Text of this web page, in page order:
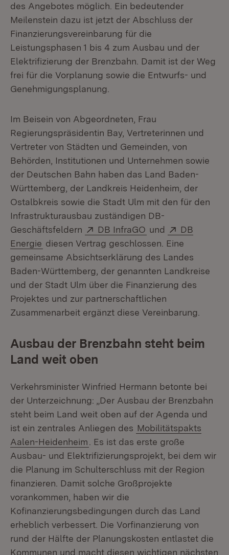
des Angebotes möglich. Ein bedeutender
Meilenstein dazu ist jetzt der Abschluss der
Finanzierungsvereinbarung für die
Leistungsphasen 1 bis 4 zum Ausbau und der
Elektrifizierung der Brenzbahn. Damit ist der Weg
frei für die Vorplanung sowie die Entwurfs- und
Genehmigungsplanung.
Im Beisein von Abgeordneten, Frau
Regierungspräsidentin Bay, Vertreterinnen und
Vertreter von Städten und Gemeinden, von
Behörden, Institutionen und Unternehmen sowie
der Deutschen Bahn haben das Land Baden-
Württemberg, der Landkreis Heidenheim, der
Ostalbkreis sowie die Stadt Ulm mit den für den
Infrastrukturausbau zuständigen DB-
Geschäftsfeldern
Extern:
DB InfraGO (Öffnet in neuem
und Extern:
DB
Energie (Öffnet in neuem Fenster)
diesen Vertrag geschlossen. Eine
gemeinsame Absichtserklärung des Landes
Baden-Württemberg, der genannten Landkreise
und der Stadt Ulm über die Finanzierung des
Projektes und zur partnerschaftlichen
Zusammenarbeit ergänzt diese Vereinbarung.
Ausbau der Brenzbahn steht beim
Land weit oben
Verkehrsminister Winfried Hermann betonte bei
der Unterzeichnung: „Der Ausbau der Brenzbahn
steht beim Land weit oben auf der Agenda und
ist ein zentrales Anliegen des Mobilitätspakts
Aalen-Heidenheim
. Es ist das erste große
Ausbau- und Elektrifizierungsprojekt, bei dem wir
die Planung im Schulterschluss mit der Region
finanzieren. Damit solche Großprojekte
vorankommen, haben wir die
Kofinanzierungsbedingungen durch das Land
erheblich verbessert. Die Vorfinanzierung von
rund der Hälfte der Planungskosten entlastet die
Kommunen und macht diesen wichtigen nächsten